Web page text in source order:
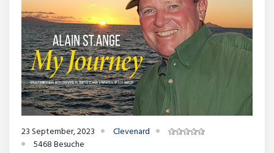
23 September, 2023
Clevenard
5468 Besuche